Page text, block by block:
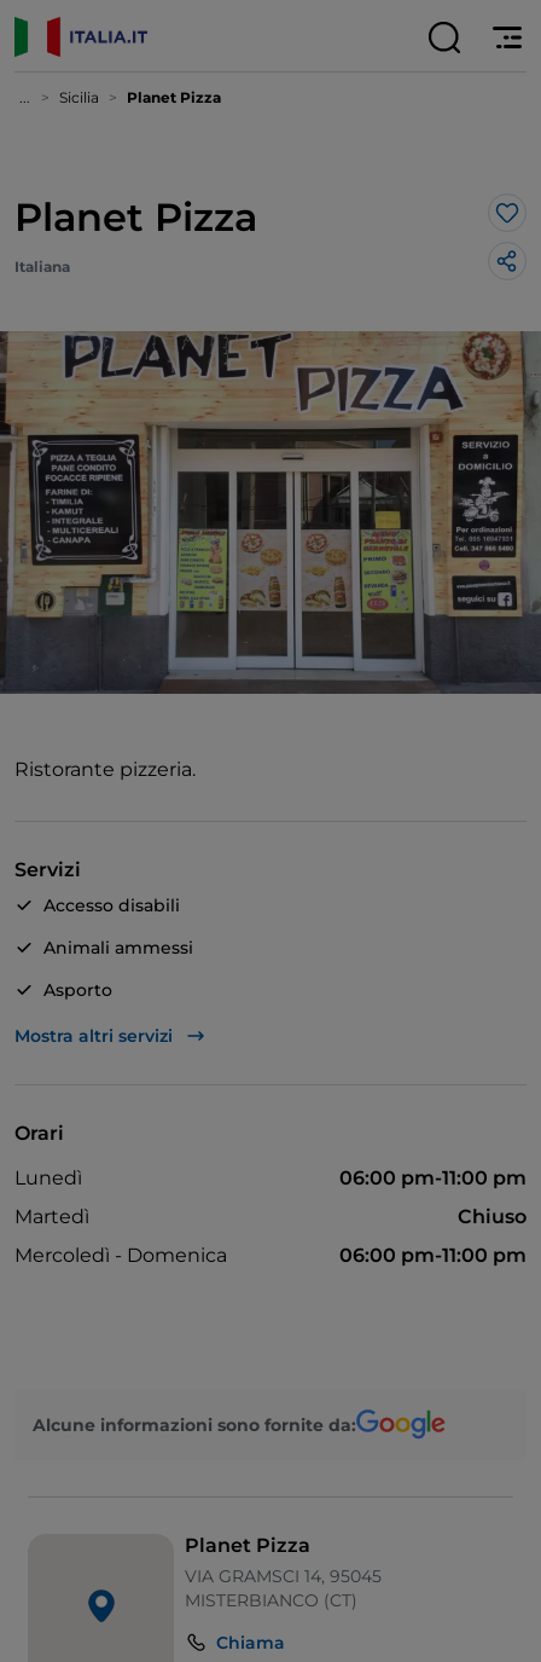
... Sicilia Planet Pizza
Planet Pizza
Italiana
Ristorante pizzeria.
Servizi
Accesso disabili
Animali ammessi
Asporto
Bagno per disabili
Tavoli all'aperto
Mostra altri servizi
Orari
Lunedì
06:00 pm-11:00 pm
Martedì
Chiuso
Mercoledì - Domenica
06:00 pm-11:00 pm
Alcune informazioni sono fornite da:
Planet Pizza
VIA GRAMSCI 14, 95045
MISTERBIANCO (CT)
Chiama